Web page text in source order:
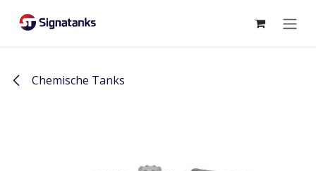
Chemische Tanks